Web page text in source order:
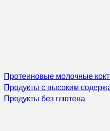
Протеиновые молочные
Продукты с высоким
Продукты без глютена